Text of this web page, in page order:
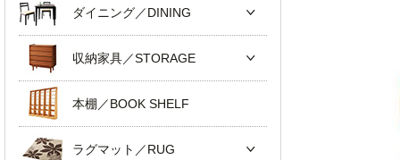
ダイニング／DINING
収納家具／STORAGE
本棚／BOOK SHELF
ラグマット／RUG